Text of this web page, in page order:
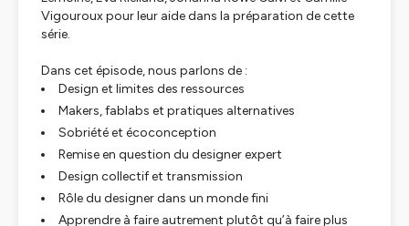
Vigouroux pour leur aide dans la préparation de cette
série.
Dans cet épisode, nous parlons de :
Design et limites des ressources
Makers, fablabs et pratiques alternatives
Sobriété et écoconception
Remise en question du designer expert
Design collectif et transmission
Rôle du designer dans un monde fini
Apprendre à faire autrement plutôt qu’à faire plus